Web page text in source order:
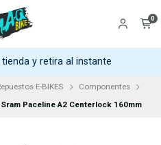
0
y retira al instante
E-BIKES
Componentes
Paceline A2 Centerlock 160mm